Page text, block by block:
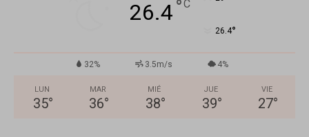
26.4°C
26.4°
32% 3.5m/s 4%
LUN
35°
MAR
36°
MIÉ
38°
JUE
39°
VIE
27°